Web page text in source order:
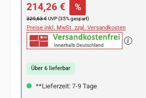
Verkaufspreis:
214,26 € %
Regulärer Preis:
329,63 €UVP (35% gespart)
Preise inkl. MwSt. zzgl. Versandkosten
Über 6 lieferbar
**Lieferzeit: 7-9 Tage